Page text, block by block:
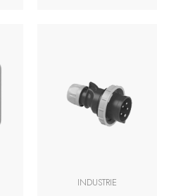
INDUSTRIE